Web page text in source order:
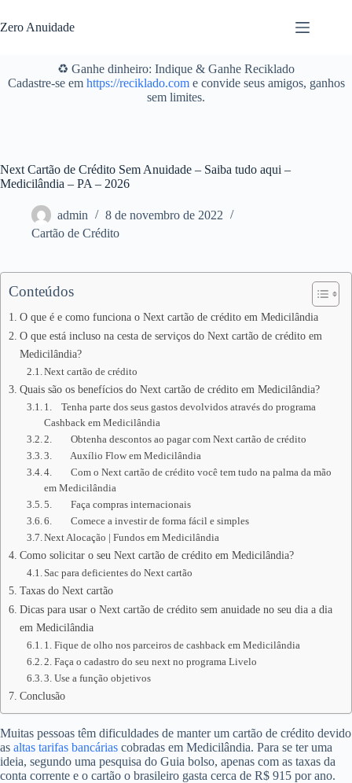
para
o
Zero Anuidade
♻️ Ganhe dinheiro: Indique & Ganhe Reciklado
Cadastre-se em https://reciklado.come convide seus amigos, ganhos
sem limites.
Next Cartão de Crédito Sem Anuidade – Saiba tudo aqui –
Medicilândia – PA – 2026
admin
8 de novembro de 2022
Cartão de Crédito
Conteúdos
O que é e como funciona o Next cartão de crédito em Medicilândia
O que está incluso na cesta de serviços do Next cartão de crédito em
Medicilândia?
Next cartão de crédito
Quais são os benefícios do Next cartão de crédito em Medicilândia?
1. Tenha parte dos seus gastos devolvidos através do programa
Cashback em Medicilândia
2. Obtenha descontos ao pagar com Next cartão de crédito
3. Auxílio Flow em Medicilândia
4. Com o Next cartão de crédito você tem tudo na palma da mão
em Medicilândia
5. Faça compras internacionais
6. Comece a investir de forma fácil e simples
Next Alocação | Fundos em Medicilândia
Como solicitar o seu Next cartão de crédito em Medicilândia?
Sac para deficientes do Next cartão
Taxas do Next cartão
Dicas para usar o Next cartão de crédito sem anuidade no seu dia a dia
em Medicilândia
1. Fique de olho nos parceiros de cashback em Medicilândia
2. Faça o cadastro do seu next no programa Livelo
3. Use a função objetivos
Conclusão
Muitas pessoas têm dificuldades de manter um cartão de crédito devido
as altas tarifas bancárias cobradas em Medicilândia. Para se ter uma
ideia, segundo uma pesquisa do Guia bolso, apenas com as taxas da
conta corrente e o cartão o brasileiro gasta cerca de R$ 915 por ano.